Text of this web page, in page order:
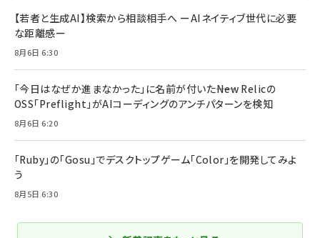
【若者と生成AI】検索から相談相手へ ーAIネイティブ世代に必要
な距離感ー
8月6日 6:30
「今日はなぜか進まなかった」に名前が付いた――New Relicの
OSS「Preflight」がAIコーディングのアンチパターンを検知
8月6日 6:20
「Ruby」の「Gosu」でデスクトップゲーム「Color」を開発してみよ
う
8月5日 6:30